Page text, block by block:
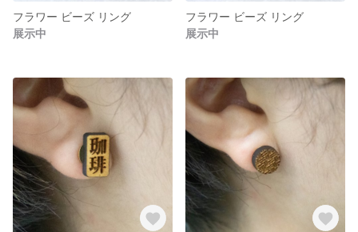
フラワー ビーズ リング
展示中
フラワー ビーズ リング
展示中